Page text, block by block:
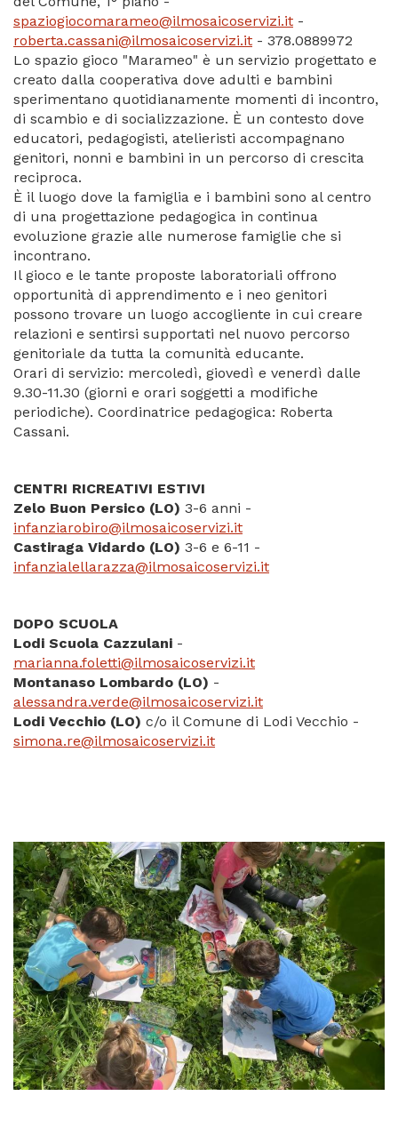
spaziogiocomarameo@ilmosaicoservizi.it -
roberta.cassani@ilmosaicoservizi.it - 378.0889972
Lo spazio gioco "Marameo" è un servizio progettato e
creato dalla cooperativa dove adulti e bambini
sperimentano quotidianamente momenti di incontro,
di scambio e di socializzazione. È un contesto dove
educatori, pedagogisti, atelieristi accompagnano
genitori, nonni e bambini in un percorso di crescita
reciproca.
È il luogo dove la famiglia e i bambini sono al centro
di una progettazione pedagogica in continua
evoluzione grazie alle numerose famiglie che si
incontrano.
Il gioco e le tante proposte laboratoriali offrono
opportunità di apprendimento e i neo genitori
possono trovare un luogo accogliente in cui creare
relazioni e sentirsi supportati nel nuovo percorso
genitoriale da tutta la comunità educante.
Orari di servizio: mercoledì, giovedì e venerdì dalle
9.30-11.30 (giorni e orari soggetti a modifiche
periodiche). Coordinatrice pedagogica: Roberta
Cassani.
CENTRI RICREATIVI ESTIVI
Zelo Buon Persico (LO) 3-6 anni -
infanziarobiro@ilmosaicoservizi.it
Castiraga Vidardo (LO) 3-6 e 6-11 -
infanzialellarazza@ilmosaicoservizi.it
DOPO SCUOLA
Lodi Scuola Cazzulani -
marianna.foletti@ilmosaicoservizi.it
Montanaso Lombardo (LO) -
alessandra.verde@ilmosaicoservizi.it
Lodi Vecchio (LO) c/o il Comune di Lodi Vecchio -
simona.re@ilmosaicoservizi.it